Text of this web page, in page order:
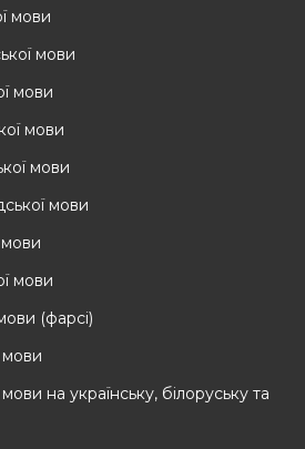
мови
мови
мови
мови
мови
мови
мови
мови
(фарсі)
мови
на українську, білоруську та